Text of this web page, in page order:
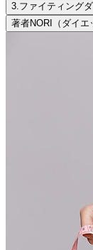
3.ファイティング
著者NORI（ダイエ